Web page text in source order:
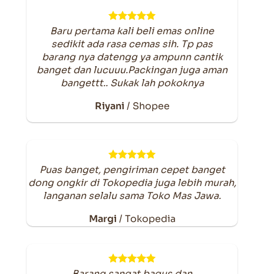
Baru pertama kali beli emas online
sedikit ada rasa cemas sih. Tp pas
barang nya datengg ya ampunn cantik
banget dan lucuuu.Packingan juga aman
bangettt.. Sukak lah pokoknya
Riyani / Shopee
Puas banget, pengiriman cepet banget
dong ongkir di Tokopedia juga lebih murah,
langanan selalu sama Toko Mas Jawa.
Margi / Tokopedia